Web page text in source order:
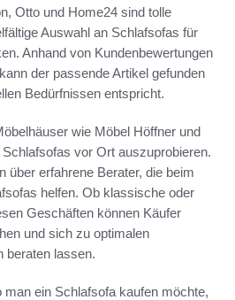
Otto und Home24 sind tolle
Auswahl an Schlafsofas für
Anhand von Kundenbewertungen
der passende Artikel gefunden
Bedürfnissen entspricht.
wie Möbel Höffner und
vor Ort auszuprobieren.
über erfahrene Berater, die beim
helfen. Ob klassische oder
Geschäften können Käufer
und sich zu optimalen
beraten lassen.
man ein Schlafsofa kaufen möchte,